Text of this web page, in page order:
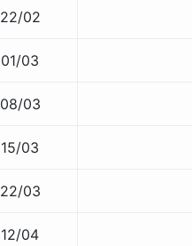
22/02
01/03
08/03
15/03
22/03
12/04